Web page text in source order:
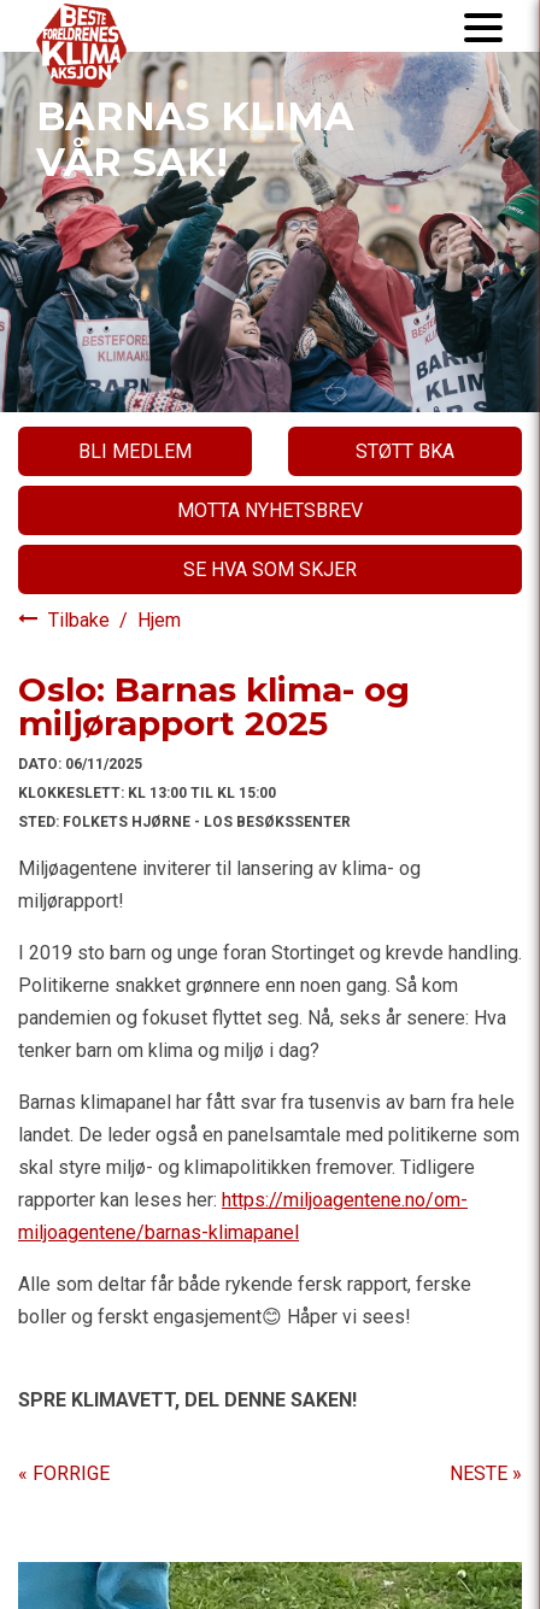
BARNAS KLIMA
VÅR SAK!
BLI MEDLEM STØTT BKA
MOTTA NYHETSBREV
SE HVA SOM SKJER
Tilbake / Hjem
Oslo: Barnas klima- og
miljørapport 2025
DATO: 06/11/2025
KLOKKESLETT: KL 13:00 TIL KL 15:00
STED: FOLKETS HJØRNE - LOS BESØKSSENTER
Miljøagentene inviterer til lansering av klima- og
miljørapport!
I 2019 sto barn og unge foran Stortinget og krevde handling.
Politikerne snakket grønnere enn noen gang. Så kom
pandemien og fokuset flyttet seg. Nå, seks år senere: Hva
tenker barn om klima og miljø i dag?
Barnas klimapanel har fått svar fra tusenvis av barn fra hele
landet. De leder også en panelsamtale med politikerne som
skal styre miljø- og klimapolitikken fremover. Tidligere
rapporter kan leses her: https://miljoagentene.no/om-
miljoagentene/barnas-klimapanel
Alle som deltar får både rykende fersk rapport, ferske
boller og ferskt engasjement😊 Håper vi sees!
SPRE KLIMAVETT, DEL DENNE SAKEN!
« FORRIGE NESTE »